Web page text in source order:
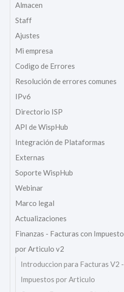
Almacen
Staff
Ajustes
Mi empresa
Codigo de Errores
Resolución de errores comunes
IPv6
Directorio ISP
API de WispHub
Integración de Plataformas
Externas
Soporte WispHub
Webinar
Marco legal
Actualizaciones
Finanzas - Facturas con Impuesto
por Articulo v2
Introduccion para Facturas V2 -
Impuestos por Articulo